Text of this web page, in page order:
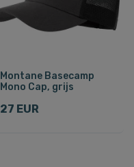
Montane Basecamp
Mono Cap, grijs
27 EUR